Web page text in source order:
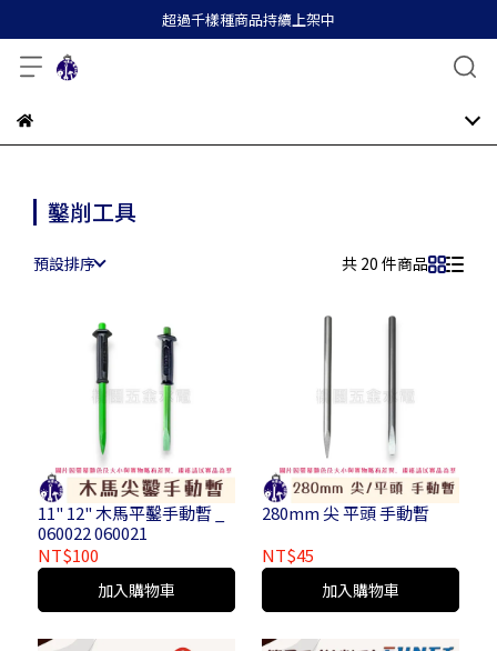
超過千樣種商品持續上架中
鑿削工具
預設排序 共 20 件商品
11" 12" 木馬平鑿手動暫 _
060022 060021
NT$100
加入購物車
280mm 尖 平頭 手動暫
NT$45
加入購物車